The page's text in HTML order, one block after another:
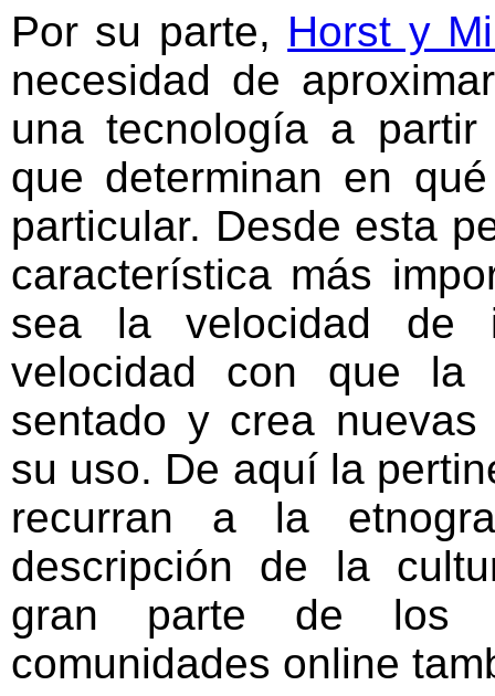
Por su parte, Horst y
necesidad de
una tecnología a
que determinan en
particular. Desde esta
característica más
sea la velocidad de
velocidad con que la
sentado y crea nuevas
su uso. De aquí la
recurran a la
descripción de la
gran parte de los
comunidades online